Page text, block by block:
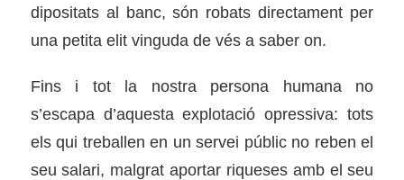
dipositats al banc, són robats directament per
una petita elit vinguda de vés a saber on.
Fins i tot la nostra persona humana no
s’escapa d’aquesta explotació opressiva: tots
els qui treballen en un servei públic no reben el
seu salari, malgrat aportar riqueses amb el seu